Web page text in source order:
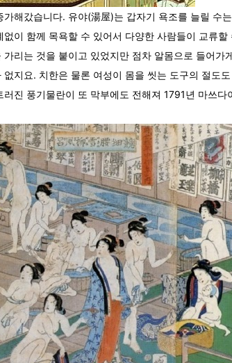
해갔습니다. 유야(湯屋)는 갑자기 욕조를 늘릴 수
이 함께 목욕할 수 있어서 다양한 사람들이 교류
리는 것을 붙이고 있었지만 점차 알몸으로 들어가
지요. 치한은 물론 여성이 몸을 씻는 도구의 절도
진 풍기물란이 또 막부에도 전해져 1791년 마쓰